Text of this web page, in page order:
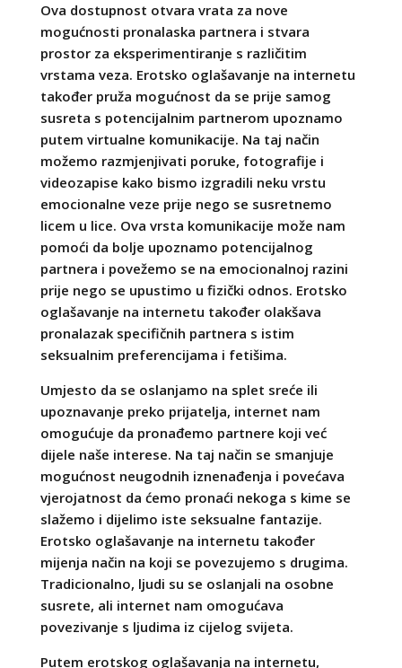
Ova dostupnost otvara vrata za nove
mogućnosti pronalaska partnera i stvara
prostor za eksperimentiranje s različitim
vrstama veza. Erotsko oglašavanje na internetu
također pruža mogućnost da se prije samog
susreta s potencijalnim partnerom upoznamo
putem virtualne komunikacije. Na taj način
možemo razmjenjivati poruke, fotografije i
videozapise kako bismo izgradili neku vrstu
emocionalne veze prije nego se susretnemo
licem u lice. Ova vrsta komunikacije može nam
pomoći da bolje upoznamo potencijalnog
partnera i povežemo se na emocionalnoj razini
prije nego se upustimo u fizički odnos. Erotsko
oglašavanje na internetu također olakšava
pronalazak specifičnih partnera s istim
seksualnim preferencijama i fetišima.
Umjesto da se oslanjamo na splet sreće ili
upoznavanje preko prijatelja, internet nam
omogućuje da pronađemo partnere koji već
dijele naše interese. Na taj način se smanjuje
mogućnost neugodnih iznenađenja i povećava
vjerojatnost da ćemo pronaći nekoga s kime se
slažemo i dijelimo iste seksualne fantazije.
Erotsko oglašavanje na internetu također
mijenja način na koji se povezujemo s drugima.
Tradicionalno, ljudi su se oslanjali na osobne
susrete, ali internet nam omogućava
povezivanje s ljudima iz cijelog svijeta.
Putem erotskog oglašavanja na internetu,